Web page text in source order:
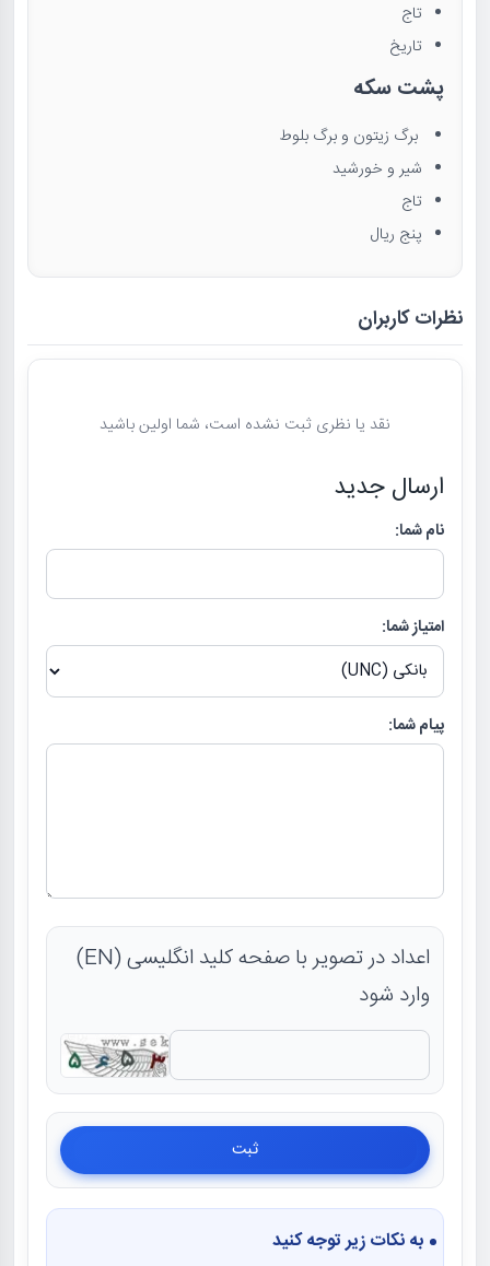
تاج
تاریخ
پشت سکه
برگ زیتون و برگ بلوط
شیر و خورشید
تاج
پنج ریال
نظرات کاربران
نقد یا نظری ثبت نشده است، شما اولین باشید
ارسال جدید
نام شما:
امتیاز شما:
پیام شما:
اعداد در تصویر با صفحه کلید انگلیسی (EN)
وارد شود
به نکات زیر توجه کنید